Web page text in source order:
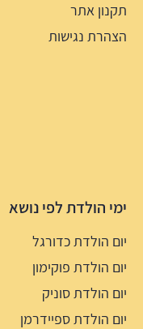
תקנון אתר
הצהרת נגישות
ימי הולדת לפי נושא
יום הולדת כדורגל
יום הולדת פוקימון
יום הולדת סוניק
יום הולדת ספיידרמן